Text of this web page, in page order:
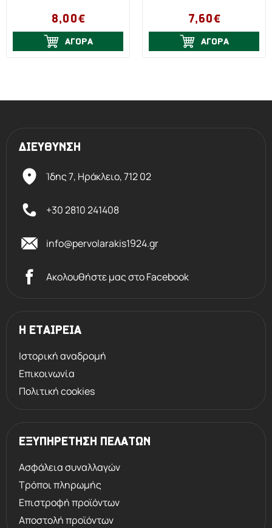
8,00€
ΑΓΟΡΑ
7,60€
ΑΓΟΡΑ
ΔΙΕΥΘΥΝΣΗ
Ίδης 7, Ηράκλειο,712 02
+30 2810 241408
info@pervolarakis1924.gr
Ακολουθήστε μας στο Facebook
Η ΕΤΑΙΡΕΙΑ
Ιστορική αναδρομή
Επικοινωνία
Πολιτική cookies
ΕΞΥΠΗΡΕΤΗΣΗ ΠΕΛΑΤΩΝ
Ασφάλεια συναλλαγών
Τρόποι πληρωμής
Επιστροφή προϊόντων
Αποστολή προϊόντων